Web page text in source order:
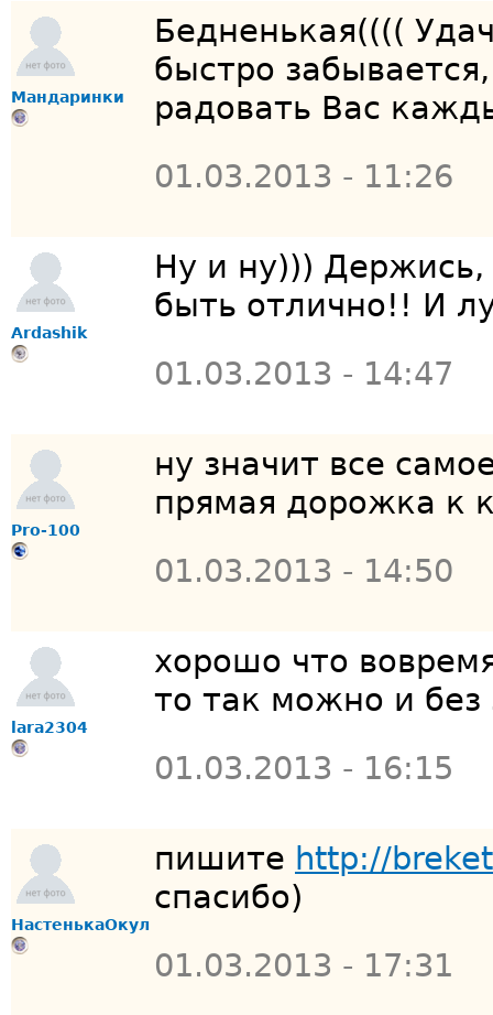
Мандаринки
Бедненькая((((
быстро
радовать Вас
01.03.2013 - 11:26
Ardashik
Ну и ну))) Держись,
быть отлично!! И
01.03.2013 - 14:47
Pro-100
ну значит все
прямая дорожка к
01.03.2013 - 14:50
lara2304
хорошо что
то так можно и без
01.03.2013 - 16:15
НастенькаОкул
пишите http://
спасибо)
01.03.2013 - 17:31